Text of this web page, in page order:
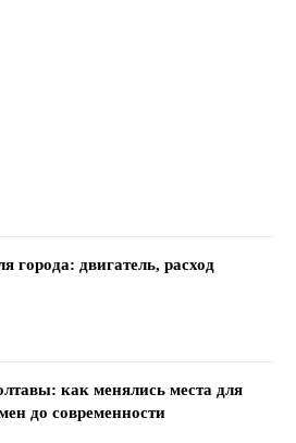
города: двигатель, расход
как менялись места для
до современности